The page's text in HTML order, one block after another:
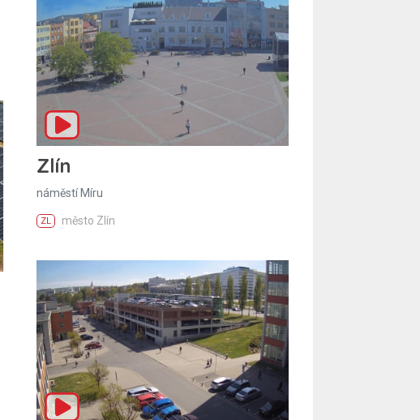
Zlín
náměstí Míru
ZL město Zlín